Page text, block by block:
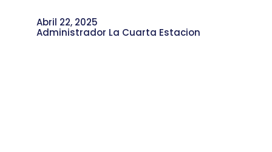
Abril 22, 2025
Administrador La Cuarta Estacion